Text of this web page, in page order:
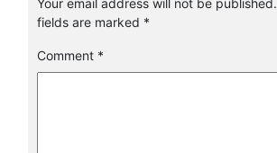
Your email address will not be published.
fields are marked *
Comment *